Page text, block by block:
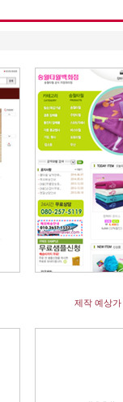
제작 예상가